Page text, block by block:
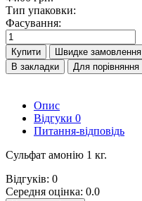
Тип упаковки:
Фасування:
Купити
Швидке замовлення
В закладки
Для порівняння
Опис
Відгуки 0
Питання-відповідь
Сульфат амонію 1 кг.
Відгуків: 0
Середня оцінка: 0.0